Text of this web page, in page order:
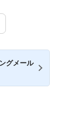
グメール